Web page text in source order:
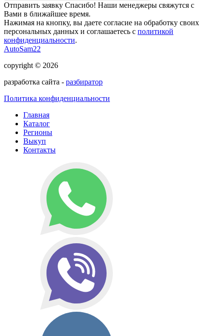
Отправить заявку Спасибо! Наши менеджеры свяжутся с
Вами в ближайшее время.
Нажимая на кнопку, вы даете согласие на обработку своих
персональных данных и соглашаетесь с политикой
конфиденциальности.
AutoSam22
copyright © 2026
разработка сайта - разбиратор
Политика конфиденциальности
Главная
Каталог
Регионы
Выкуп
Контакты